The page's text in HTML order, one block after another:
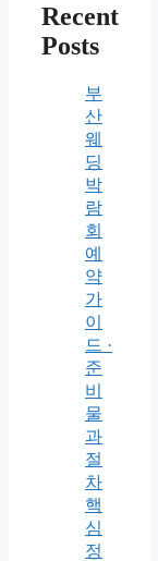
Recent
Posts
부
산
웨
딩
박
람
회
예
약
가
이
드 ·
준
비
물
과
절
차
핵
심
정